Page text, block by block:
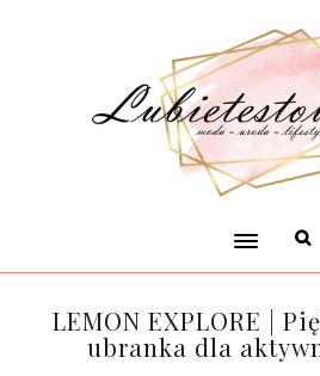
LEMON EXPLORE |
ubranka dla